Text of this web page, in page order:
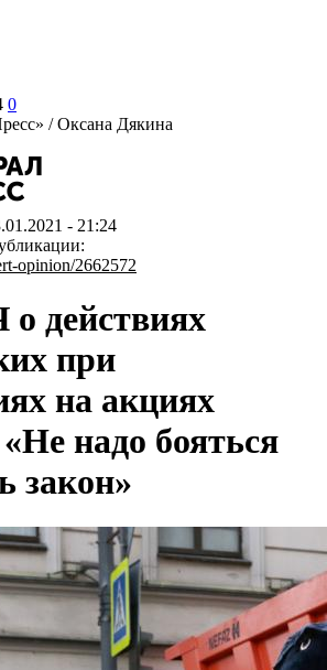
0
/Оксана Дякина
- 21:24
opinion/2662572
действиях
при
на акциях
надо бояться
закон»